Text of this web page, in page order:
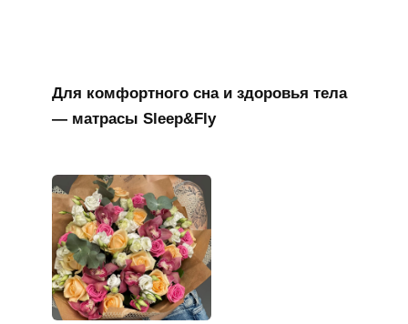
Для комфортного сна и здоровья тела
— матрасы Sleep&Fly